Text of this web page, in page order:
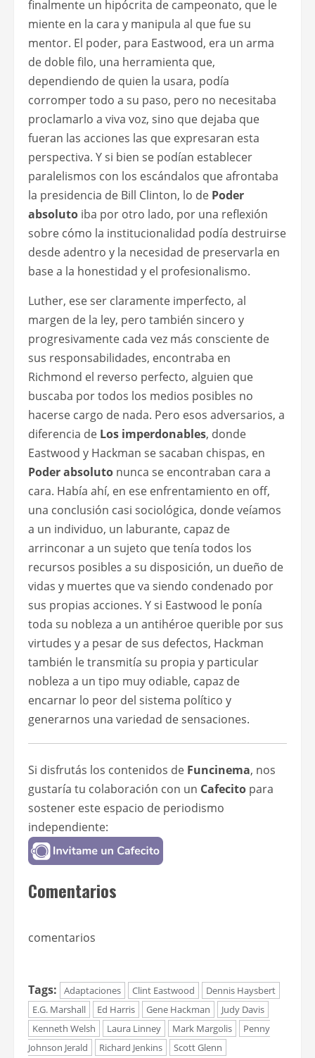
finalmente un hipócrita de campeonato, que le
miente en la cara y manipula al que fue su
mentor. El poder, para Eastwood, era un arma
de doble filo, una herramienta que,
dependiendo de quien la usara, podía
corromper todo a su paso, pero no necesitaba
proclamarlo a viva voz, sino que dejaba que
fueran las acciones las que expresaran esta
perspectiva. Y si bien se podían establecer
paralelismos con los escándalos que afrontaba
la presidencia de Bill Clinton, lo de Poder
absoluto iba por otro lado, por una reflexión
sobre cómo la institucionalidad podía destruirse
desde adentro y la necesidad de preservarla en
base a la honestidad y el profesionalismo.
Luther, ese ser claramente imperfecto, al
margen de la ley, pero también sincero y
progresivamente cada vez más consciente de
sus responsabilidades, encontraba en
Richmond el reverso perfecto, alguien que
buscaba por todos los medios posibles no
hacerse cargo de nada. Pero esos adversarios, a
diferencia de Los imperdonables, donde
Eastwood y Hackman se sacaban chispas, en
Poder absoluto nunca se encontraban cara a
cara. Había ahí, en ese enfrentamiento en off,
una conclusión casi sociológica, donde veíamos
a un individuo, un laburante, capaz de
arrinconar a un sujeto que tenía todos los
recursos posibles a su disposición, un dueño de
vidas y muertes que va siendo condenado por
sus propias acciones. Y si Eastwood le ponía
toda su nobleza a un antihéroe querible por sus
virtudes y a pesar de sus defectos, Hackman
también le transmitía su propia y particular
nobleza a un tipo muy odiable, capaz de
encarnar lo peor del sistema político y
generarnos una variedad de sensaciones.
Si disfrutás los contenidos de Funcinema, nos
gustaría tu colaboración con un Cafecito para
sostener este espacio de periodismo
independiente:
Comentarios
comentarios
Tags: Adaptaciones Clint Eastwood
Dennis Haysbert
E.G. Marshall
Ed Harris Gene Hackman
Judy Davis
Kenneth Welsh
Laura Linney Mark Margolis
Penny
Johnson Jerald
Richard Jenkins Scott Glenn